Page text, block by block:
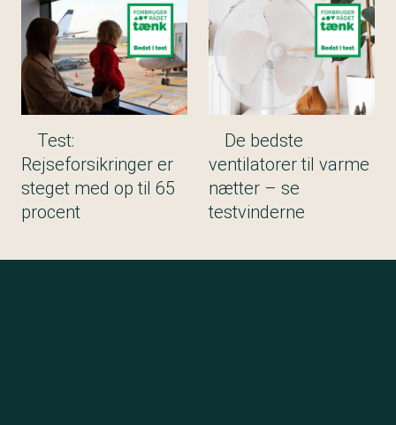
Test:
Rejseforsikringer er
steget med op til 65
procent
De bedste
ventilatorer til varme
nætter – se
testvinderne